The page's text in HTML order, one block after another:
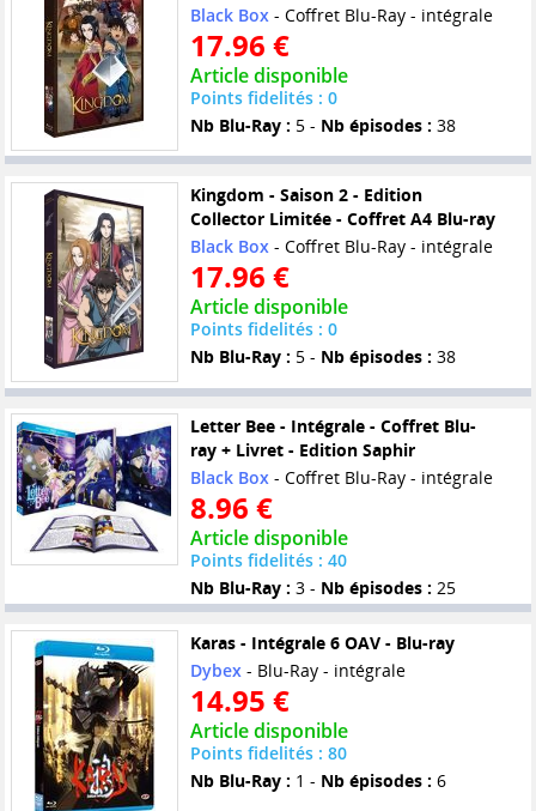
Black Box- Coffret Blu-Ray - intégrale
17.96 €
Article disponible
Points fidelités : 0
Nb Blu-Ray : 5 - Nb épisodes : 38
Kingdom - Saison 2 - Edition
Collector Limitée - Coffret A4 Blu-ray
Black Box- Coffret Blu-Ray - intégrale
17.96 €
Article disponible
Points fidelités : 0
Nb Blu-Ray : 5 - Nb épisodes : 38
Letter Bee - Intégrale - Coffret Blu-
ray + Livret - Edition Saphir
Black Box- Coffret Blu-Ray - intégrale
8.96 €
Article disponible
Points fidelités : 40
Nb Blu-Ray : 3 - Nb épisodes : 25
Karas - Intégrale 6 OAV - Blu-ray
Dybex- Blu-Ray - intégrale
14.95 €
Article disponible
Points fidelités : 80
Nb Blu-Ray : 1 - Nb épisodes : 6